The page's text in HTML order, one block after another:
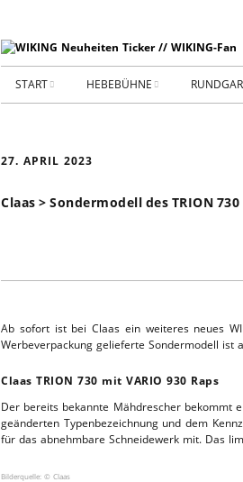
START
ARCHIV 2009-2014
SHOP _ Beta SHOP-
KIESPLATZ
ERSATZTEIL-
HEBEBÜHNE
HEBEBÜHNE 2025
HEBEBÜHNE 2024
HEBEBÜHNE 2021
HEBEBÜHNE 2020
HEBEBÜHNE 2019
27. APRIL 2023
Claas > Sondermodell des TRION 730
Ab sofort ist bei Claas ein weiteres neues
Werbeverpackung gelieferte Sondermodell ist
Claas TRION 730 mit VARIO 930 Raps
Der bereits bekannte Mähdrescher bekommt
geänderten Typenbezeichnung und dem
für das abnehmbare Schneidewerk mit. Das
Bilderquelle: © Claas